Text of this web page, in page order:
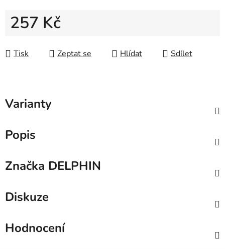
257 Kč
Tisk
Zeptat se Hlídat Sdílet
Varianty
Popis
Značka DELPHIN
Diskuze
Hodnocení